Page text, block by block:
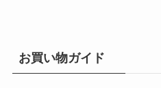
お買い物ガイド